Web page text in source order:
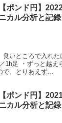
【ポンド円】
カル分析と記録
いところで入れた
1h足 ・ずっと越え
、とりあえず...
【ポンド円】
カル分析と記録